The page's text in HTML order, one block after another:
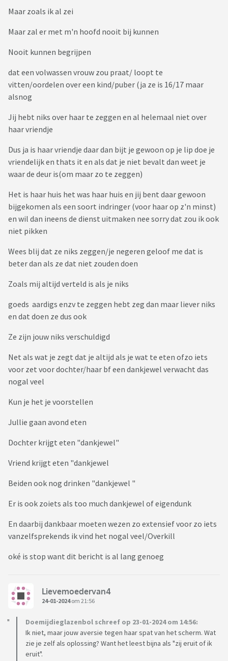
maken voor hun, ik moet haar gehoorzamen en er is geen
enkel leuk moment, gesprek.
hoeslaken van haar bed om te wassen en ze gooit dat in het
gooit in een hotel voor de housekeeping. Als mijn partner
dan vraagt om dat in de wasmand te gooien, dan kijkt ze
verbaasd en vraagt ze: waarom moet ik dit doen? Zij
verwacht van mij dat ik alles opruim en opkuis.... zij beziet mij
niet als een lid van de familie, niet meer.... en ik begrijp het
familie?
Wie herkent deze situatie?
Maar zoals ik al zei
Maar zal er met m'n hoofd nooit bij kunnen
Nooit kunnen begrijpen
dat een volwassen vrouw zou praat/ loopt te
vitten/oordelen over een kind/puber (ja ze is 16/17 maar
alsnog
Jij hebt niks over haar te zeggen en al helemaal niet over
haar vriendje
Dus ja is haar vriendje daar dan bijt je gewoon op je lip doe je
vriendelijk en thats it en als dat je niet bevalt dan weet je
waar de deur is(om maar zo te zeggen)
Het is haar huis het was haar huis en jij bent daar gewoon
bijgekomen als een soort indringer (voor haar op z'n minst)
en wil dan ineens de dienst uitmaken nee sorry dat zou ik ook
niet pikken
Wees blij dat ze niks zeggen/je negeren geloof me dat is
beter dan als ze dat niet zouden doen
Zoals mij altijd verteld is als je niks
goeds aardigs enzv te zeggen hebt zeg dan maar liever niks
en dat doen ze dus ook
Ze zijn jouw niks verschuldigd
Net als wat je zegt dat je altijd als je wat te eten ofzo iets
voor zet voor dochter/haar bf een dankjewel verwacht das
nogal veel
Kun je het je voorstellen
Jullie gaan avond eten
Dochter krijgt eten "dankjewel"
Vriend krijgt eten "dankjewel
Beiden ook nog drinken "dankjewel "
Er is ook zoiets als too much dankjewel of eigendunk
En daarbij dankbaar moeten wezen zo extensief voor zo iets
vanzelfsprekends ik vind het nogal veel/Overkill
oké is stop want dit bericht is al lang genoeg
Lievemoedervan4
24-01-2024om 21:56
Doemijdieglazenbol schreef op 23-01-2024 om 14:56:
Ik niet, maar jouw aversie tegen haar spat van het scherm. Wat
zie je zelf als oplossing? Want het leest bijna als "zij eruit of ik
eruit".